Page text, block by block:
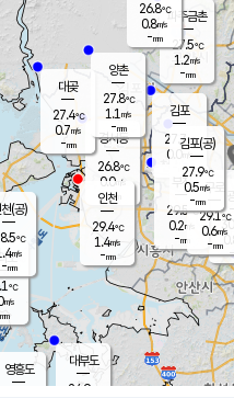
도
℃
m/s
mm
영흥도
대부도
24.9
경서동
26.8℃
0.0m/s
-mm
파주금촌
27.5℃
1.2m/s
-mm
대곶
27.4℃
0.7m/s
-mm
26.8℃
0.8m/s
-mm
김포
27.7℃
0.0 m/s
mm
-
부천
29.5℃
0.2m/s
-mm
양촌
27.8℃
1.1 m/s
-mm
구로
29.1℃
0.6m/s
-mm
(공)
℃
m/s
-mm
김포(공)
27.9℃
0.5m/s
-mm
인천
29.4℃
1.4m/s
-mm